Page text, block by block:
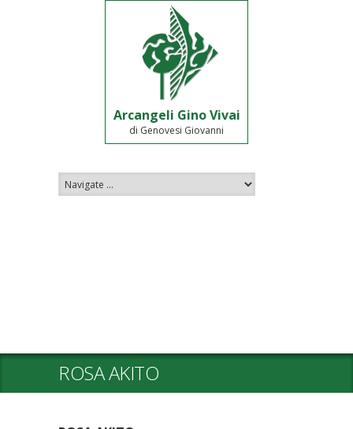
Arcangeli Gino Vivai
di Genovesi Giovanni
ROSA AKITO